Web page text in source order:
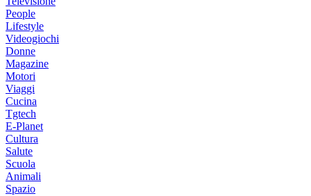
People
Lifestyle
Videogiochi
Donne
Magazine
Motori
Viaggi
Cucina
Tgtech
E-Planet
Cultura
Salute
Scuola
Animali
Spazio